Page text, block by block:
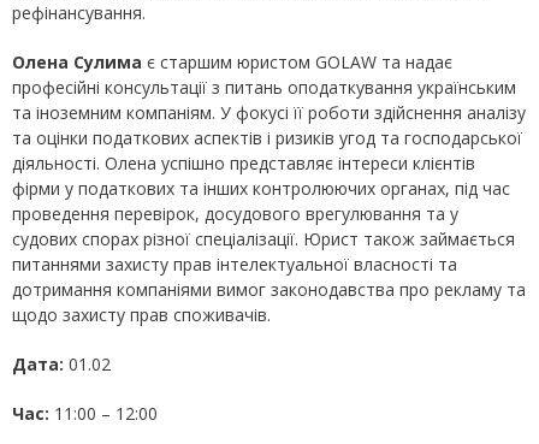
рефінансування.
Олена Сулима є старшим юристом GOLAW та надає
професійні консультації з питань оподаткування українським
та іноземним компаніям. У фокусі її роботи здійснення аналізу
та оцінки податкових аспектів і ризиків угод та господарської
діяльності. Олена успішно представляє інтереси клієнтів
фірми у податкових та інших контролюючих органах, під час
проведення перевірок, досудового врегулювання та у
судових спорах різної спеціалізації. Юрист також займається
питаннями захисту прав інтелектуальної власності та
дотримання компаніями вимог законодавства про рекламу та
щодо захисту прав споживачів.
Дата: 01.02
Час: 11:00 – 12:00